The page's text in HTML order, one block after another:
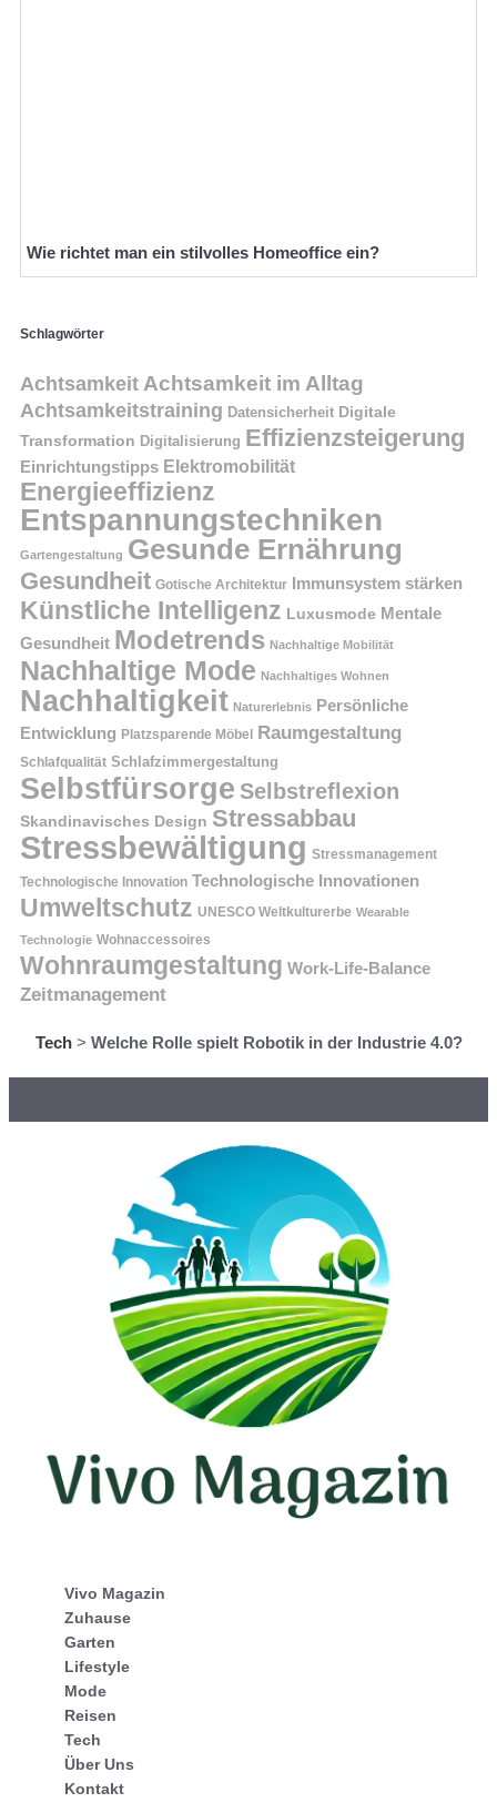
Wie richtet man ein stilvolles Homeoffice ein?
Schlagwörter
Achtsamkeit Achtsamkeit im Alltag
Achtsamkeitstraining Datensicherheit Digitale
Transformation Digitalisierung Effizienzsteigerung
Einrichtungstipps Elektromobilität
Energieeffizienz
Entspannungstechniken
Gartengestaltung Gesunde Ernährung
Gesundheit Gotische Architektur Immunsystem stärken
Künstliche Intelligenz Luxusmode Mentale
Gesundheit Modetrends Nachhaltige Mobilität
Nachhaltige Mode Nachhaltiges Wohnen
Nachhaltigkeit Naturerlebnis Persönliche
Entwicklung Platzsparende Möbel Raumgestaltung
Schlafqualität Schlafzimmergestaltung
Selbstfürsorge Selbstreflexion
Skandinavisches Design Stressabbau
Stressbewältigung Stressmanagement
Technologische Innovation Technologische Innovationen
Umweltschutz UNESCO Weltkulturerbe Wearable
Technologie Wohnaccessoires
Wohnraumgestaltung Work-Life-Balance
Zeitmanagement
Tech> Welche Rolle spielt Robotik in der Industrie 4.0?
Vivo Magazin
Zuhause
Garten
Lifestyle
Mode
Reisen
Tech
Über Uns
Kontakt